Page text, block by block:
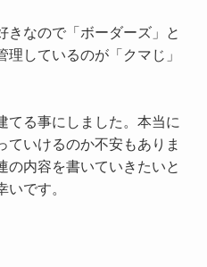
きなので「ボーダーズ」と
しているのが「クマじ」
てる事にしました。本当に
ていけるのか不安もありま
の内容を書いていきたいと
です。